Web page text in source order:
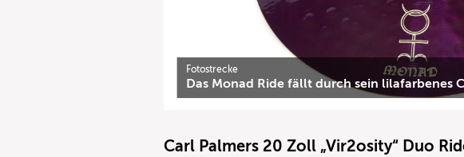
Fotostrecke
Das Monad Ride fällt durch sein lilafarbenes
Carl Palmers 20 Zoll „Vir2osity“ Duo